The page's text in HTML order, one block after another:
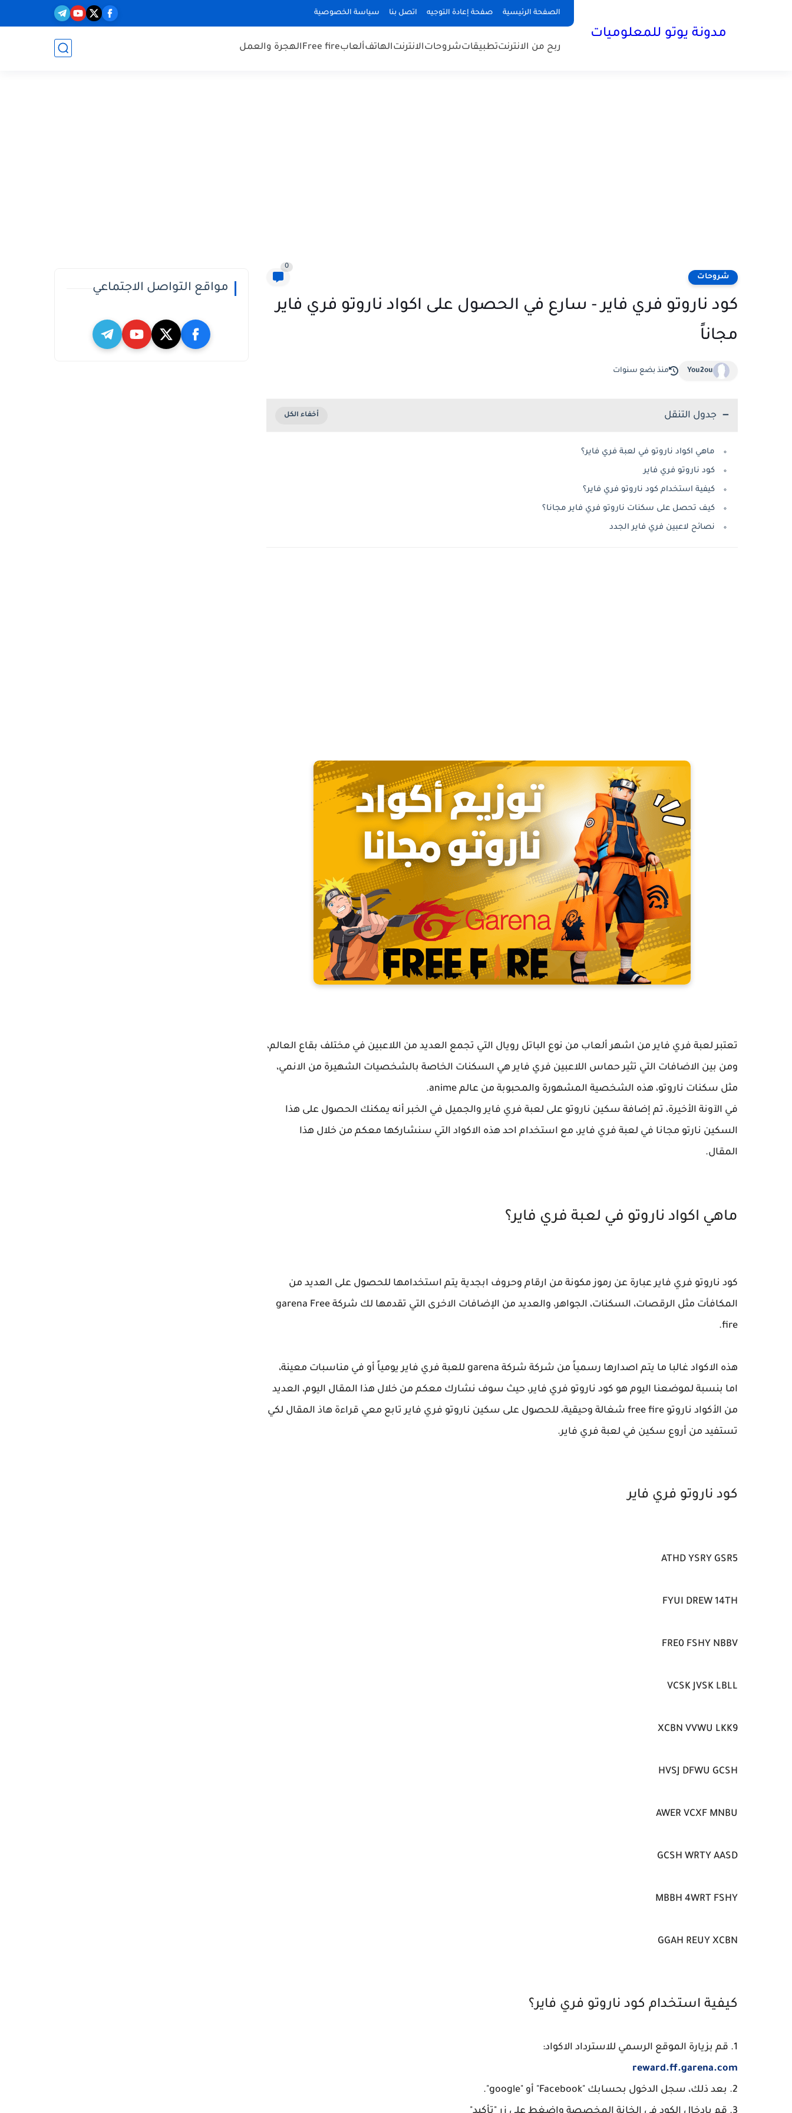
الصفحة الرئيسية صفحة إعادة التوجيه اتصل بنا سياسة الخصوصية
مدونة يوتو للمعلوميات
ربح من الانترنتتطبيقاتشروحاتالانترنتالهاتفألعابFree fireالهجرة والعمل
شروحات
0
كود ناروتو فري فاير - سارع في الحصول على اكواد ناروتو فري فاير
مجاناً
You2ou منذ بضع سنوات
جدول التنقل
ماهي اكواد ناروتو في لعبة فري فاير؟
كود ناروتو فري فاير
كيفية استخدام كود ناروتو فري فاير؟
كيف تحصل على سكنات ناروتو فري فاير مجانا؟
نصائح لاعبين فري فاير الجدد
تعتبر لعبة فري فاير من اشهر ألعاب من نوع الباتل رويال التي تجمع العديد من اللاعبين في مختلف بقاع العالم،
ومن بين الاضافات التي تثير حماس اللاعبين فري فاير هي السكنات الخاصة بالشخصيات الشهيرة من الانمي،
مثل سكنات ناروتو، هذه الشخصية المشهورة والمحبوبة من عالم anime.
في الآونة الأخيرة، تم إضافة سكين ناروتو على لعبة فري فاير والجميل في الخبر أنه يمكنك الحصول على هذا
السكين نارتو مجانا في لعبة فري فاير، مع استخدام احد هذه الاكواد التي سنشاركها معكم من خلال هذا
المقال.
ماهي اكواد ناروتو في لعبة فري فاير؟
كود ناروتو فري فاير عبارة عن رموز مكونة من ارقام وحروف ابجدية يتم استخدامها للحصول على العديد من
المكافأت مثل الرقصات، السكنات، الجواهر، والعديد من الإضافات الاخرى التي تقدمها لك شركة garena Free
fire.
هذه الاكواد غالبا ما يتم اصدارها رسمياً من شركة شركة garena للعبة فري فاير يومياً أو في مناسبات معينة،
اما بنسبة لموضعنا اليوم هو كود ناروتو فري فاير، حيث سوف نشارك معكم من خلال هذا المقال اليوم، العديد
من الأكواد ناروتو free fire شغالة وحيقية، للحصول على سكين ناروتو فري فاير تابع معي قراءة هاذ المقال لكي
تستفيد من أروع سكين في لعبة فري فاير.
كود ناروتو فري فاير
ATHD YSRY GSR5
FYUI DREW 14TH
FRE0 FSHY NBBV
VCSK JVSK LBLL
XCBN VVWU LKK9
HVSJ DFWU GCSH
AWER VCXF MNBU
GCSH WRTY AASD
MBBH 4WRT FSHY
GGAH REUY XCBN
كيفية استخدام كود ناروتو فري فاير؟
1. قم بزيارة الموقع الرسمي للاسترداد الاكواد:
reward.ff.garena.com
2. بعد ذلك، سجل الدخول بحسابك "Facebook" أو "google".
مواقع التواصل الاجتماعي